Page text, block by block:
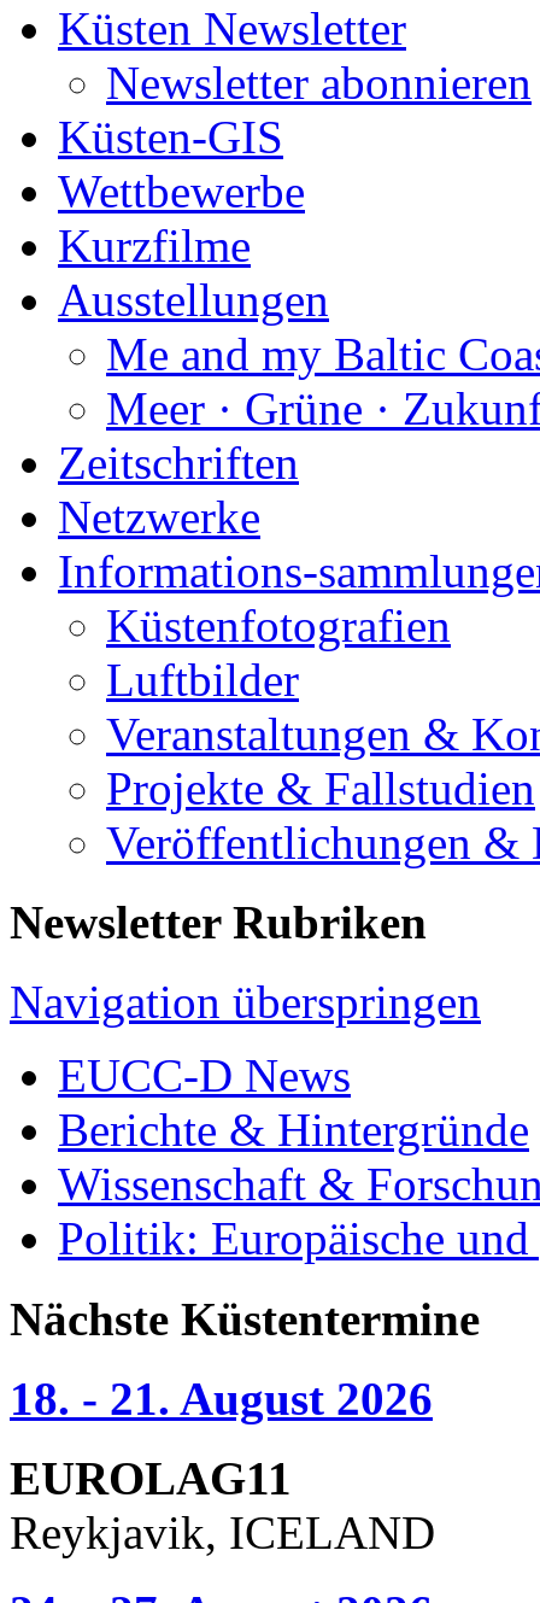
Küsten Newsletter
Newsletter abonnieren
Küsten-GIS
Wettbewerbe
Kurzfilme
Ausstellungen
Me and my Baltic
Meer · Grüne ·
Zeitschriften
Netzwerke
Informations-
Küstenfotografien
Luftbilder
Veranstaltungen &
Projekte & Fallstudien
Veröffentlichungen &
Newsletter Rubriken
Navigation überspringen
EUCC-D News
Berichte & Hintergründe
Wissenschaft &
Politik: Europäische
Nächste Küstentermine
18. - 21. August 2026
EUROLAG11
Reykjavik, ICELAND